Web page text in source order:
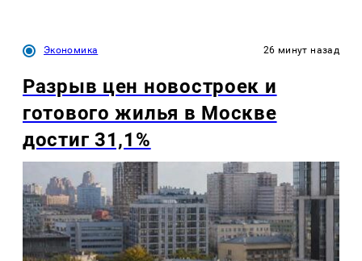
Экономика 26 минут назад
Разрыв цен новостроек и
готового жилья в Москве
достиг 31,1%